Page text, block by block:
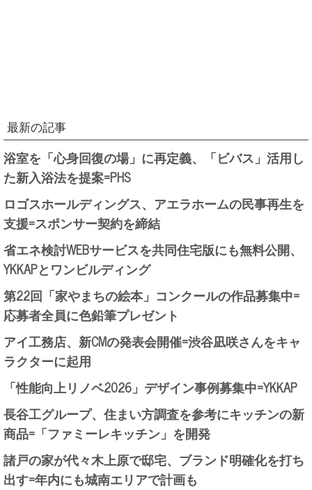
最新の記事
浴室を「心身回復の場」に再定義、「ビバス」活用し
た新入浴法を提案=PHS
ロゴスホールディングス、アエラホームの民事再生を
支援=スポンサー契約を締結
省エネ検討WEBサービスを共同住宅版にも無料公開、
YKKAPとワンビルディング
第22回「家やまちの絵本」コンクールの作品募集中=
応募者全員に色鉛筆プレゼント
アイ工務店、新CMの発表会開催=渋谷凪咲さんをキャ
ラクターに起用
「性能向上リノベ2026」デザイン事例募集中=YKKAP
長谷工グループ、住まい方調査を参考にキッチンの新
商品=「ファミーレキッチン」を開発
諸戸の家が代々木上原で邸宅、ブランド明確化を打ち
出す=年内にも城南エリアで計画も